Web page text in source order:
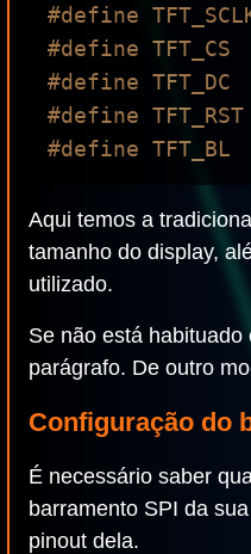
#define
#define
#define
#define
Aqui temos a
tamanho do display,
utilizado.
Se não está
parágrafo. De outro
Configuração do
É necessário saber
barramento SPI da
pinout dela.